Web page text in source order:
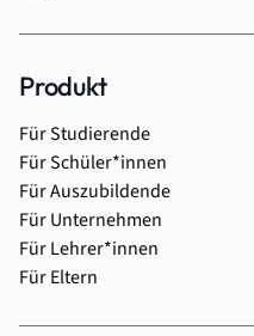
Produkt
Für Studierende
Für Schüler*innen
Für Auszubildende
Für Unternehmen
Für Lehrer*innen
Für Eltern